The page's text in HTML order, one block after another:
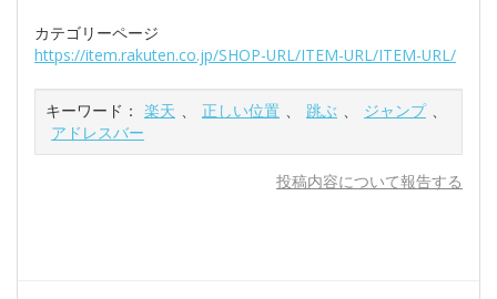
カテゴリーページ
https://item.rakuten.co.jp/SHOP-URL/ITEM-URL/ITEM-URL/
キーワード： 楽天 、 正しい位置 、 跳ぶ 、 ジャンプ 、
アドレスバー
投稿内容について報告する